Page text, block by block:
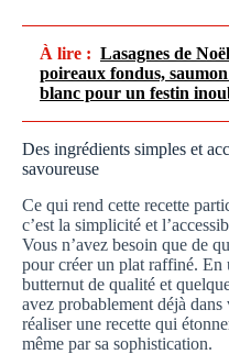
À lire : Lasagnes de
poireaux fondus,
blanc pour un festin
Des ingrédients simples et
savoureuse
Ce qui rend cette recette
c’est la simplicité et
Vous n’avez besoin que de
pour créer un plat raffiné. En
butternut de qualité et
avez probablement déjà
réaliser une recette qui
même par sa sophistication.